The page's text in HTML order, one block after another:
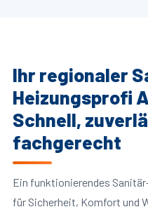
Ihr regionaler
Heizungsprofi
Schnell,
fachgerecht
Ein funktionierendes
für Sicherheit, Komfort und